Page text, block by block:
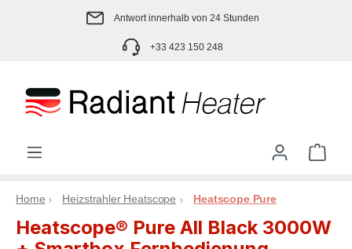
Zum Hauptinhalt springenAntwort innerhalb von 24 Stunden
+33 423 150 248
Home Heizstrahler Heatscope Heatscope Pure
Heatscope® Pure All Black 3000W